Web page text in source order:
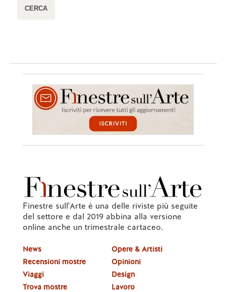
Finestre sull'Arte è una delle riviste più seguite
del settore e dal 2019 abbina alla versione
online anche un trimestrale cartaceo.
News
Recensioni mostre
Viaggi
Trova mostre
Opere & Artisti
Opinioni
Design
Lavoro